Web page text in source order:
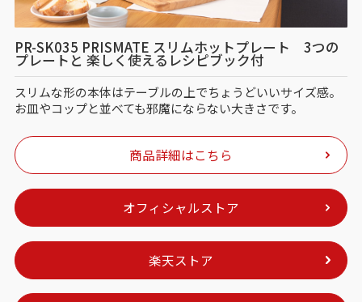
PR-SK035 PRISMATE スリムホットプレート 3つの
プレートと 楽しく使えるレシピブック付
スリムな形の本体はテーブルの上でちょうどいいサイズ感。
お皿やコップと並べても邪魔にならない大きさです。
商品詳細はこちら
オフィシャルストア
楽天ストア